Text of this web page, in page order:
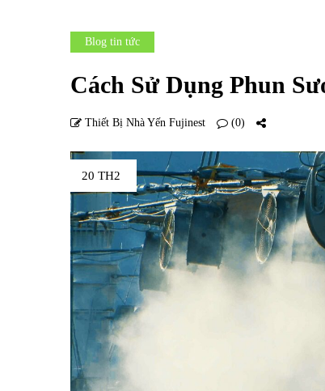
Blog tin tức
Cách Sử Dụng Phun
Thiết Bị Nhà Yến Fujinest (0)
20 TH2